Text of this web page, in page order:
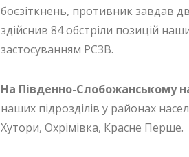
боєзіткнень, противник завдав
здійснив 84 обстріли позицій
застосуванням РСЗВ.
На Південно-Слобожанському
наших підрозділів у районах
Хутори, Охрімівка, Красне Перше.